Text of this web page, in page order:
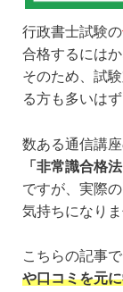
行政書士試験の
合格するには
そのため、試
る方も多いはず
数ある通信講座
「非常識合格法
ですが、実際
気持ちになりま
こちらの記事
や口コミを元